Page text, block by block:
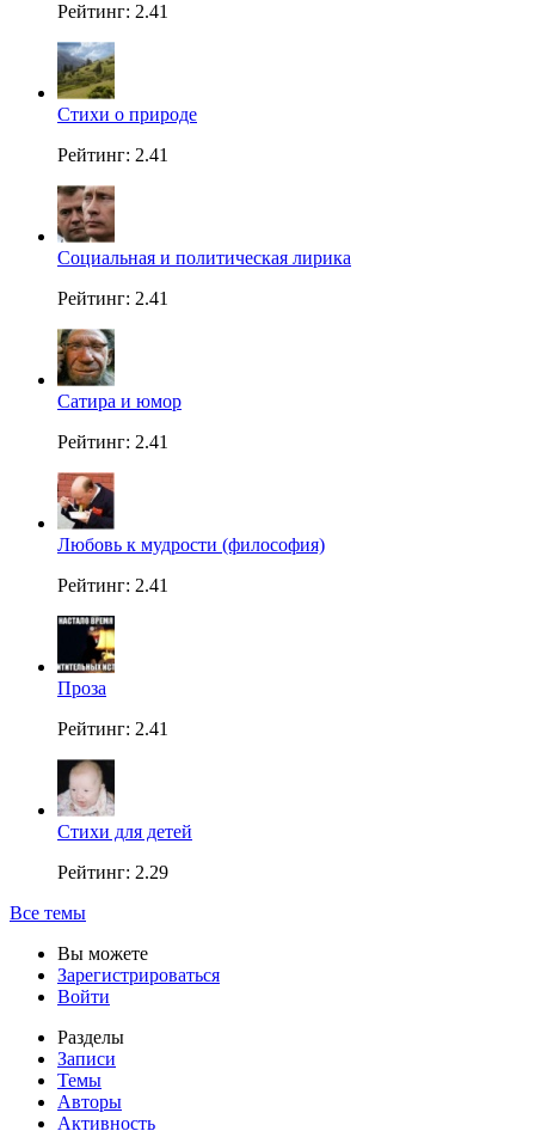
Рейтинг: 2.41
Стихи о природе
Рейтинг: 2.41
Социальная и политическая лирика
Рейтинг: 2.41
Сатира и юмор
Рейтинг: 2.41
Любовь к мудрости (философия)
Рейтинг: 2.41
Проза
Рейтинг: 2.41
Стихи для детей
Рейтинг: 2.29
Все темы
Вы можете
Зарегистрироваться
Войти
Разделы
Записи
Темы
Авторы
Активность